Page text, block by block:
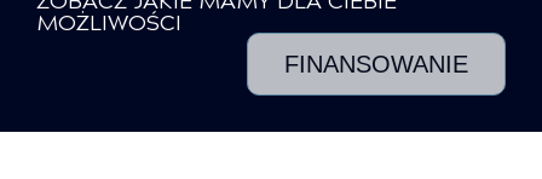
MOŻLIWOŚCI
FINANSOWANIE